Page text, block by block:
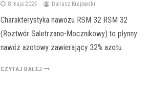
8 maja 2025 Dariusz Krajewski
Charakterystyka nawozu RSM 32 RSM 32
(Roztwór Saletrzano-Mocznikowy) to płynny
nawóz azotowy zawierający 32% azotu
CZYTAJ DALEJ